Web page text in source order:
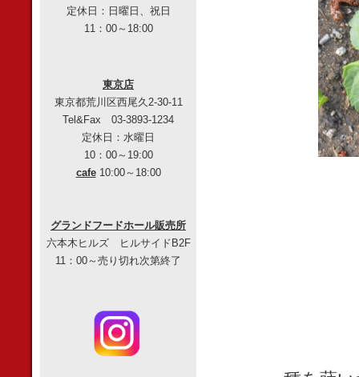
定休日：日曜日、祝日
11：00～18:00
東京店
東京都荒川区西尾久2-30-11
Tel&Fax 03-3893-1234
定休日：水曜日
10：00～19:00
cafe10:00～18:00
グランドフードホール販売所
六本木ヒルズ ヒルサイドB2F
11：00～売り切れ次第終了